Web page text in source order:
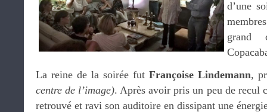
d’une
grand
La reine de la soirée fut Françoise Lindemann,
centre de l’image). Après avoir pris un peu de recul
retrouvé et ravi son auditoire en dissipant une